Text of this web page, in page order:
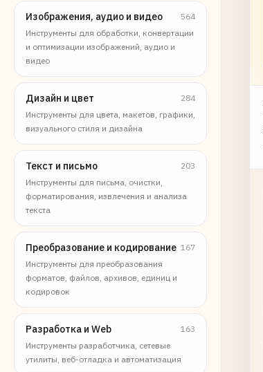
Изображения, аудио и видео
564
Инструменты для обработки, конвертации
и оптимизации изображений, аудио и
видео
Дизайн и цвет
284
Инструменты для цвета, макетов, графики,
визуального стиля и дизайна
Текст и письмо
203
Инструменты для письма, очистки,
форматирования, извлечения и анализа
текста
Преобразование и кодирование 167
Инструменты для преобразования
форматов, файлов, архивов, единиц и
кодировок
Разработка и Web
163
Инструменты разработчика, сетевые
утилиты, веб-отладка и автоматизация